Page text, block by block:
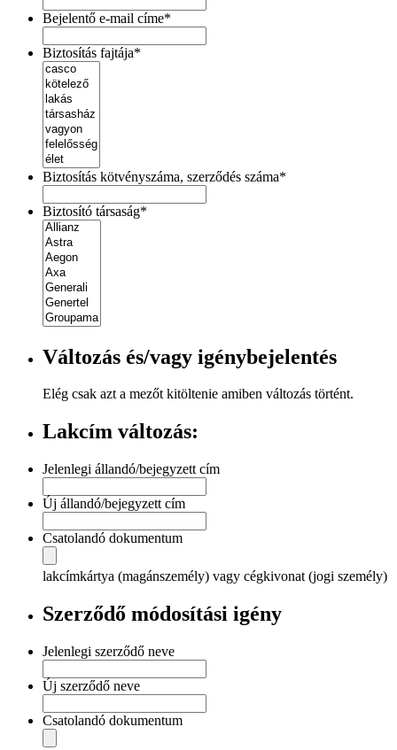
Bejelentő e-mail címe*
Biztosítás fajtája*
Biztosítás kötvényszáma, szerződés száma*
Biztosító társaság*
Változás és/vagy igénybejelentés
Elég csak azt a mezőt kitöltenie amiben változás történt.
Lakcím változás:
Jelenlegi állandó/bejegyzett cím
Új állandó/bejegyzett cím
Csatolandó dokumentum
lakcímkártya (magánszemély) vagy cégkivonat (jogi személy)
Szerződő módosítási igény
Jelenlegi szerződő neve
Új szerződő neve
Csatolandó dokumentum